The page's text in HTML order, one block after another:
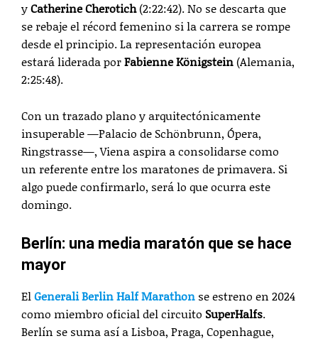
yCatherine Cherotich(2:22:42). No se descarta que
se rebaje el récord femenino si la carrera se rompe
desde el principio. La representación europea
estará liderada porFabienne Königstein(Alemania,
2:25:48).
Con un trazado plano y arquitectónicamente
insuperable —Palacio de Schönbrunn, Ópera,
Ringstrasse—, Viena aspira a consolidarse como
un referente entre los maratones de primavera. Si
algo puede confirmarlo, será lo que ocurra este
domingo.
Berlín: una media maratón que se hace
mayor
ElGenerali Berlin Half Marathon se estreno en 2024
como miembro oficial del circuitoSuperHalfs.
Berlín se suma así a Lisboa, Praga, Copenhague,